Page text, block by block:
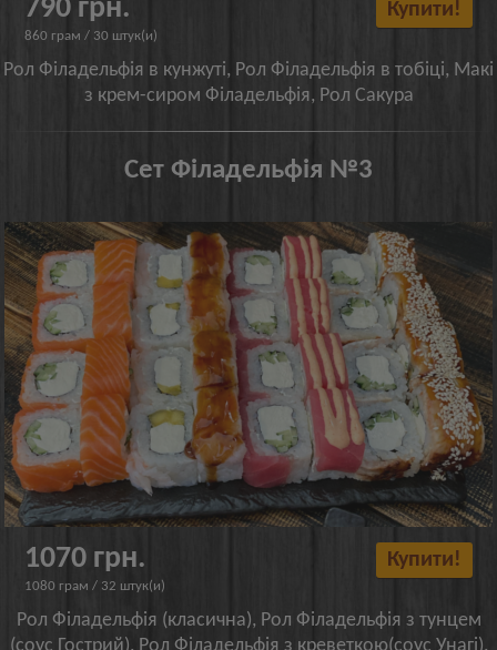
790 грн.
860 грам / 30 штук(и)
Купити!
Рол Філадельфія в кунжуті, Рол Філадельфія в тобіці, Макі
з крем-сиром Філадельфія, Рол Сакура
Сет Філадельфія №3
1070 грн.
1080 грам / 32 штук(и)
Купити!
Рол Філадельфія (класична), Рол Філадельфія з тунцем
(соус Гострий), Рол Філадельфія з креветкою(соус Унагі),